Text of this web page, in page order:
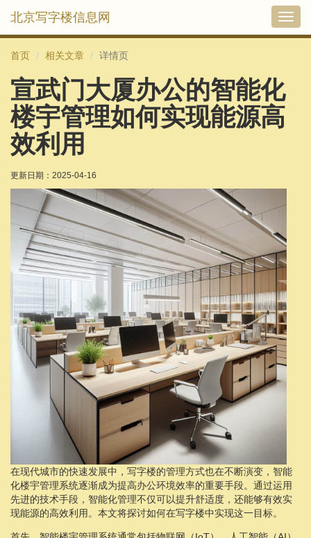
切
北京写字楼信息网
首页 相关文章 详情页
宣武门大厦办公的智能化
楼宇管理如何实现能源高
效利用
更新日期： 2025-04-16
在现代城市的快速发展中，写字楼的管理方式也在不断演变，智能
化楼宇管理系统逐渐成为提高办公环境效率的重要手段。通过运用
先进的技术手段，智能化管理不仅可以提升舒适度，还能够有效实
现能源的高效利用。本文将探讨如何在写字楼中实现这一目标。